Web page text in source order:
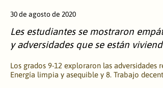
30 de agosto de 2020
Les estudiantes se mostraron
y adversidades que se están
Los grados 9-12 exploraron las
Energía limpia y asequible y 8. Trabajo